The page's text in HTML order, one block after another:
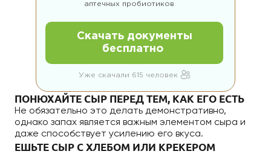
аптечных пробиотиков
Скачать документы
бесплатно
Уже скачали 615 человек
ПОНЮХАЙТЕ СЫР ПЕРЕД ТЕМ, КАК ЕГО ЕСТЬ
Не обязательно это делать демонстративно,
однако запах является важным элементом сыра и
даже способствует усилению его вкуса.
ЕШЬТЕ СЫР С ХЛЕБОМ ИЛИ КРЕКЕРОМ